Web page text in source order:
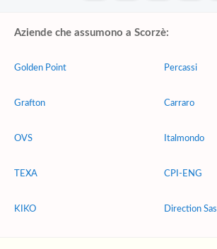
Aziende che assumono a Scorzè:
Golden Point
Grafton
OVS
TEXA
KIKO
Percassi
Carraro
Italmondo
CPI-ENG
Direction Sas